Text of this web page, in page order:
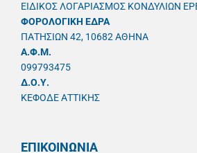
ΕΙΔΙΚΟΣ ΛΟΓΑΡΙΑΣΜΟΣ ΚΟΝΔΥΛΙΩΝ
ΦΟΡΟΛΟΓΙΚΗ ΕΔΡΑ
ΠΑΤΗΣΙΩΝ 42, 10682 ΑΘΗΝΑ
A.Φ.Μ.
099793475
Δ.Ο.Υ.
ΚΕΦΟΔΕ ΑΤΤΙΚΗΣ
ΕΠΙΚΟΙΝΩΝΙΑ